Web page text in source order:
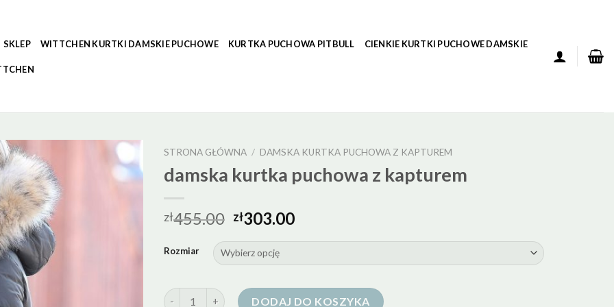
SKLEP WITTCHEN KURTKI DAMSKIE PUCHOWE KURTKA PUCHOWA PITBULL CIENKIE KURTKI PUCHOWE DAMSKIE
STRONA GŁÓWNA / DAMSKA KURTKA PUCHOWA Z KAPTUREM
damska kurtka puchowa z kapturem
zł455.00 zł303.00
Rozmiar
ilość damska kurtka puchowa z kapturem
DODAJ DO KOSZYKA